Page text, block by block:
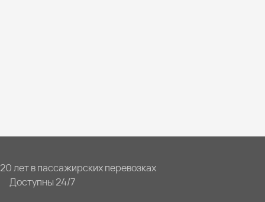
20 лет в пассажирских перевозках
Доступны 24/7